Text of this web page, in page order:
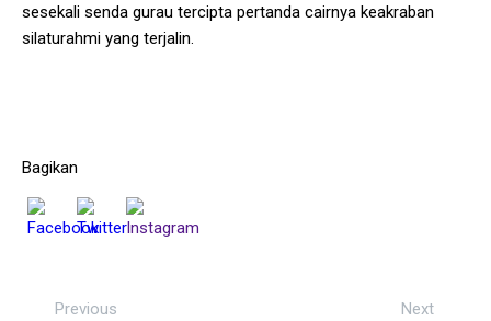
sesekali senda gurau tercipta pertanda cairnya keakraban
silaturahmi yang terjalin.
Bagikan
Previous Next